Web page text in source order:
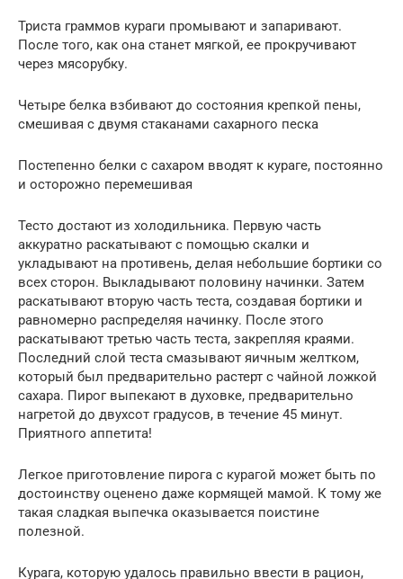
Триста граммов кураги промывают и запаривают.
После того, как она станет мягкой, ее прокручивают
через мясорубку.
Четыре белка взбивают до состояния крепкой пены,
смешивая с двумя стаканами сахарного песка
Постепенно белки с сахаром вводят к кураге, постоянно
и осторожно перемешивая
Тесто достают из холодильника. Первую часть
аккуратно раскатывают с помощью скалки и
укладывают на противень, делая небольшие бортики со
всех сторон. Выкладывают половину начинки. Затем
раскатывают вторую часть теста, создавая бортики и
равномерно распределяя начинку. После этого
раскатывают третью часть теста, закрепляя краями.
Последний слой теста смазывают яичным желтком,
который был предварительно растерт с чайной ложкой
сахара. Пирог выпекают в духовке, предварительно
нагретой до двухсот градусов, в течение 45 минут.
Приятного аппетита!
Легкое приготовление пирога с курагой может быть по
достоинству оценено даже кормящей мамой. К тому же
такая сладкая выпечка оказывается поистине
полезной.
Курага, которую удалось правильно ввести в рацион,